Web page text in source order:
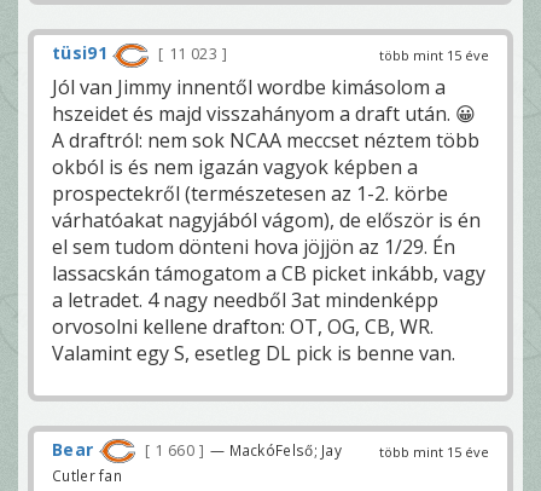
több mint 15 éve
tüsi91 11 023
Jól van Jimmy innentől wordbe kimásolom a
hszeidet és majd visszahányom a draft után. 😀
A draftról: nem sok NCAA meccset néztem több
okból is és nem igazán vagyok képben a
prospectekről (természetesen az 1-2. körbe
várhatóakat nagyjából vágom), de először is én
el sem tudom dönteni hova jöjjön az 1/29. Én
lassacskán támogatom a CB picket inkább, vagy
a letradet. 4 nagy needből 3at mindenképp
orvosolni kellene drafton: OT, OG, CB, WR.
Valamint egy S, esetleg DL pick is benne van.
több mint 15 éve
Bear 1 660
— MackóFelső; Jay
Cutler fan